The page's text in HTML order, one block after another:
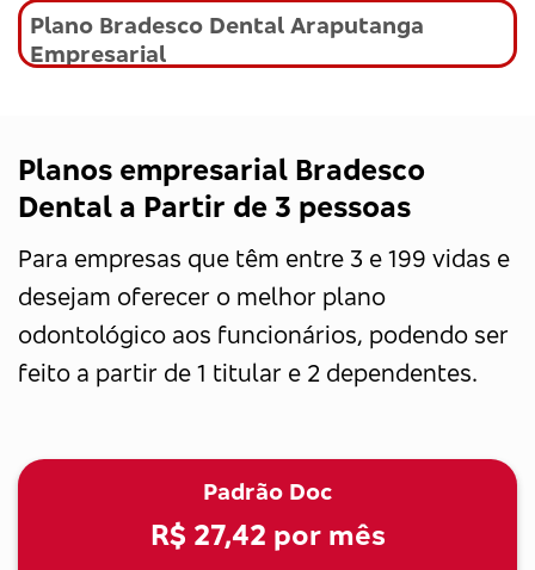
Plano Bradesco Dental Araputanga
Empresarial
Planos empresarial Bradesco
Dental a Partir de 3 pessoas
Para empresas que têm entre 3 e 199 vidas e
desejam oferecer o melhor plano
odontológico aos funcionários, podendo ser
feito a partir de 1 titular e 2 dependentes.
Padrão Doc
R$ 27,42 por mês